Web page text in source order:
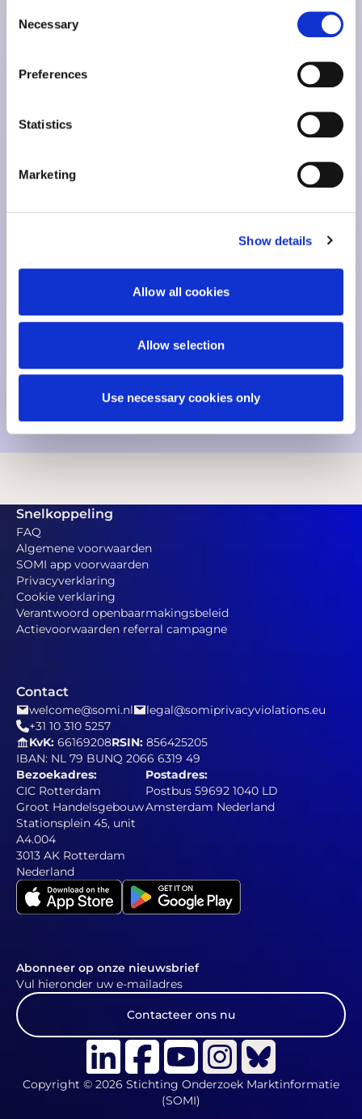
thecookie statement
You can find more information about who we are, how to
ourprivacy policy
Selection
Necessary
Preferences
Statistics
Marketing
Show details
Allow all cookies
Allow selection
Use necessary cookies only
OFFLINE GAAN. Uw Digitale Detox Guide Voor
2026-05-27 14:44:59
Snelkoppeling
FAQ
Algemene voorwaarden
SOMI app voorwaarden
Privacyverklaring
Cookie verklaring
Verantwoord openbaarmakingsbeleid
Actievoorwaarden referral campagne
Contact
welcome@somi.nl
legal@somiprivacyviolations.eu
+31 10 310 5257
KvK: 66169208RSIN: 856425205
IBAN: NL 79 BUNQ 2066 6319 49
Bezoekadres:
CIC Rotterdam
Groot Handelsgebouw
Stationsplein 45, unit
A4.004
3013 AK Rotterdam
Nederland
Postadres:
Postbus 59692 1040 LD
Amsterdam Nederland
Abonneer op onze nieuwsbrief
Vul hieronder uw e-mailadres
Contacteer ons nu
Copyright © 2026 Stichting Onderzoek Marktinformatie
(SOMI)